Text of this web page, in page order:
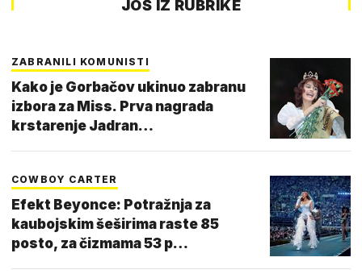
JOŠ IZ RUBRIKE
ZABRANILI KOMUNISTI
Kako je Gorbačov ukinuo zabranu
izbora za Miss. Prva nagrada
krstarenje Jadran…
COWBOY CARTER
Efekt Beyonce: Potražnja za
kaubojskim šeširima raste 85
posto, za čizmama 53 p…